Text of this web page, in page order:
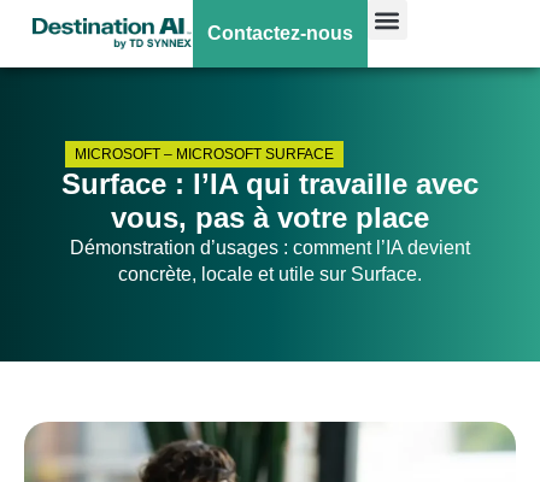
Contactez-nous
MICROSOFT – MICROSOFT SURFACE
Surface : l’IA qui travaille avec
vous, pas à votre place
Démonstration d’usages : comment l’IA devient
concrète, locale et utile sur Surface.